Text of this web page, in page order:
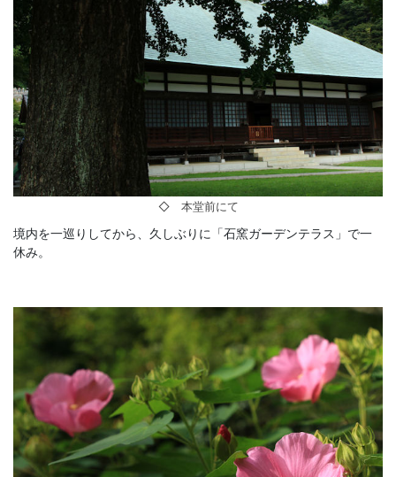
◇ 本堂前にて
境内を一巡りしてから、久しぶりに「石窯ガーデンテラス」で一
休み。